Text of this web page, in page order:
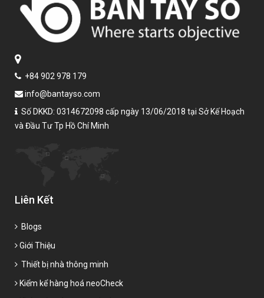
+84 902 978 179
info@bantayso.com
Số DKKD: 0314672098 cấp ngày 13/06/2018 tại Sở Kế Hoạch
và Đầu Tư Tp Hồ Chí Minh
Liên Kết
Blogs
Giới Thiệu
Thiết bị nhà thông minh
Kiểm kể hàng hoá neoCheck